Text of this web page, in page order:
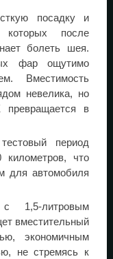
посадку и
которых после
болеть шея.
фар ощутимо
Вместимость
невелика, но
превращается в
период
что
для автомобиля
литровым
вместительный
экономичным
не стремясь к